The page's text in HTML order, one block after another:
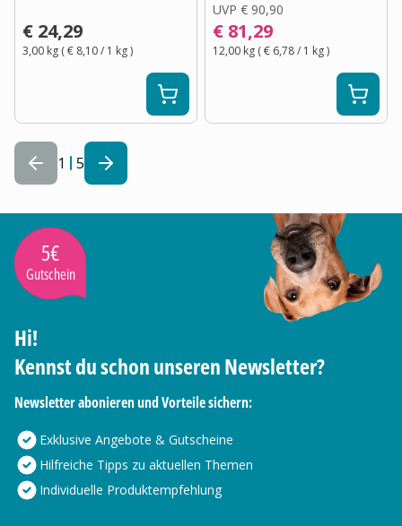
€ 24,29
3,00 kg (€ 8,10/ 1 kg)
UVP € 90,90
€ 81,29
12,00 kg (€ 6,78/ 1 kg)
1 5
5€
Gutschein
Hi!
Kennst du schon unseren Newsletter?
Newsletter abonieren und Vorteile sichern:
Exklusive Angebote & Gutscheine
Hilfreiche Tipps zu aktuellen Themen
Individuelle Produktempfehlung